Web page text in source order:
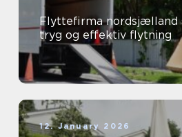
Flyttefirma nordsjælland sådan får du en
tryg og effektiv flytning
12. January 2026